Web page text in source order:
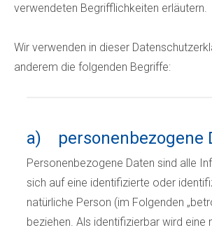
verwendeten Begrifflichkeiten erläutern.
Wir verwenden in dieser
anderem die folgenden Begriffe:
a) personenbezogene
Personenbezogene Daten sind alle
sich auf eine identifizierte oder
natürliche Person (im Folgenden
beziehen. Als identifizierbar wird eine